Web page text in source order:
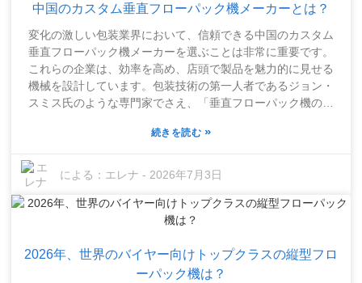
を安全に保つ上で非常に重要な役割を果たします。最新技術
体的に高い傾向があります。とはいえ、すべての機械が万能
というわけではありません。用途によっては性能が劣る機種
もあり、正直なところ、これは少々厄介な問題です。適切な
機械を選ぶには、機能や性能を綿密に検討する必要があるた
め、慎重に検討すべき点です。今日の競争の激しい包装業界
において、水平ストレッチ包装機の信頼性の決め手を理解す
中国のカスタム垂直フローパック機メーカーとは？
変化の激しい包装業界において、信頼できる中国のカスタム
垂直フローパック機メーカーを選ぶことは非常に重要です。
これらの企業は、効率を高め、店頭で製品を魅力的に見せる
機械を設計しています。包装技術の第一人者であるジョン・
スミス氏のような専門家でさえ、「垂直フローパック機の性
から、適切なメーカーを選ぶことは非常に重要です。中国市
を提供しています。しかし、問題は、どの企業が最高品質
で、どの企業がまあまあなのかを見分けるのは必ずしも容易
ではないということです。すべてのメーカーが厳格な品質チ
ェックを実施しているわけではなく、リスクを伴う場合があ
必要があります。特に垂直フローパック機は非常に複雑で、
確かなエンジニアリングスキルが求められるためです。購入
続きを読む »
による： エレナ - 2026年7月3日
2026年、世界のバイヤー向けトップクラスの縦型フロ
ーパック機は？